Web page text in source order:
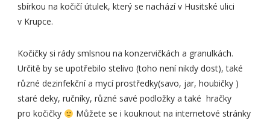
sbírkou na kočičí útulek, který se nachází v Husitské ulici
v Krupce.
Kočičky si rády smlsnou na konzervičkách a granulkách.
Určitě by se upotřebilo stelivo (toho není nikdy dost), také
různé dezinfekční a mycí prostředky(savo, jar, houbičky )
staré deky, ručníky, různé savé podložky a také hračky
pro kočičky
Můžete se i kouknout na internetové stránky